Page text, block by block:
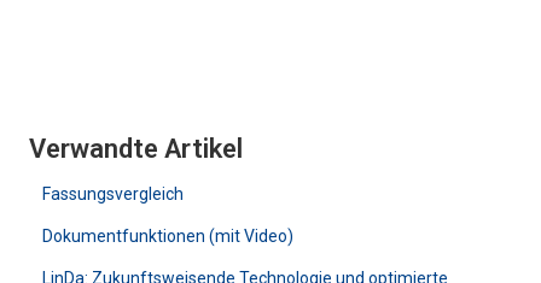
Verwandte Artikel
Fassungsvergleich
Dokumentfunktionen (mit Video)
LinDa: Zukunftsweisende Technologie und optimierte